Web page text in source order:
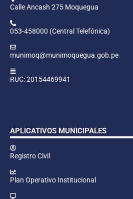
Calle Ancash 275 Moquegua
053-458000 (Central Telefónica)
munimoq@munimoquegua.gob.pe
RUC: 20154469941
APLICATIVOS MUNICIPALES
Registro Civil
Plan Operativo Institucional